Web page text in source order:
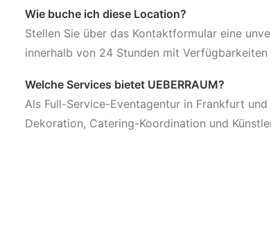
Wie buche ich diese Location?
Stellen Sie über das Kontaktformular eine
innerhalb von 24 Stunden mit Verfügbarkeiten
Welche Services bietet UEBERRAUM?
Als Full-Service-Eventagentur in Frankfurt
Dekoration, Catering-Koordination und